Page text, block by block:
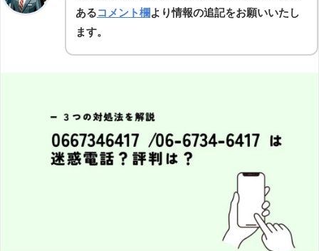
あるコメント欄より情報の追記をお願いいたし
ます。